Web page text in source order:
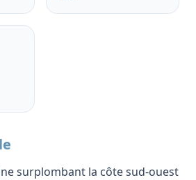
surplombant la côte sud-ouest